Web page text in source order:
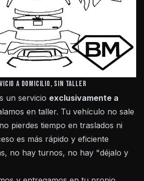
a domicilio, sin taller
un servicio exclusivamente a
en taller. Tu vehículo no sale
pierdes tiempo en traslados ni
es más rápido y eficiente
no hay turnos, no hay "déjalo y